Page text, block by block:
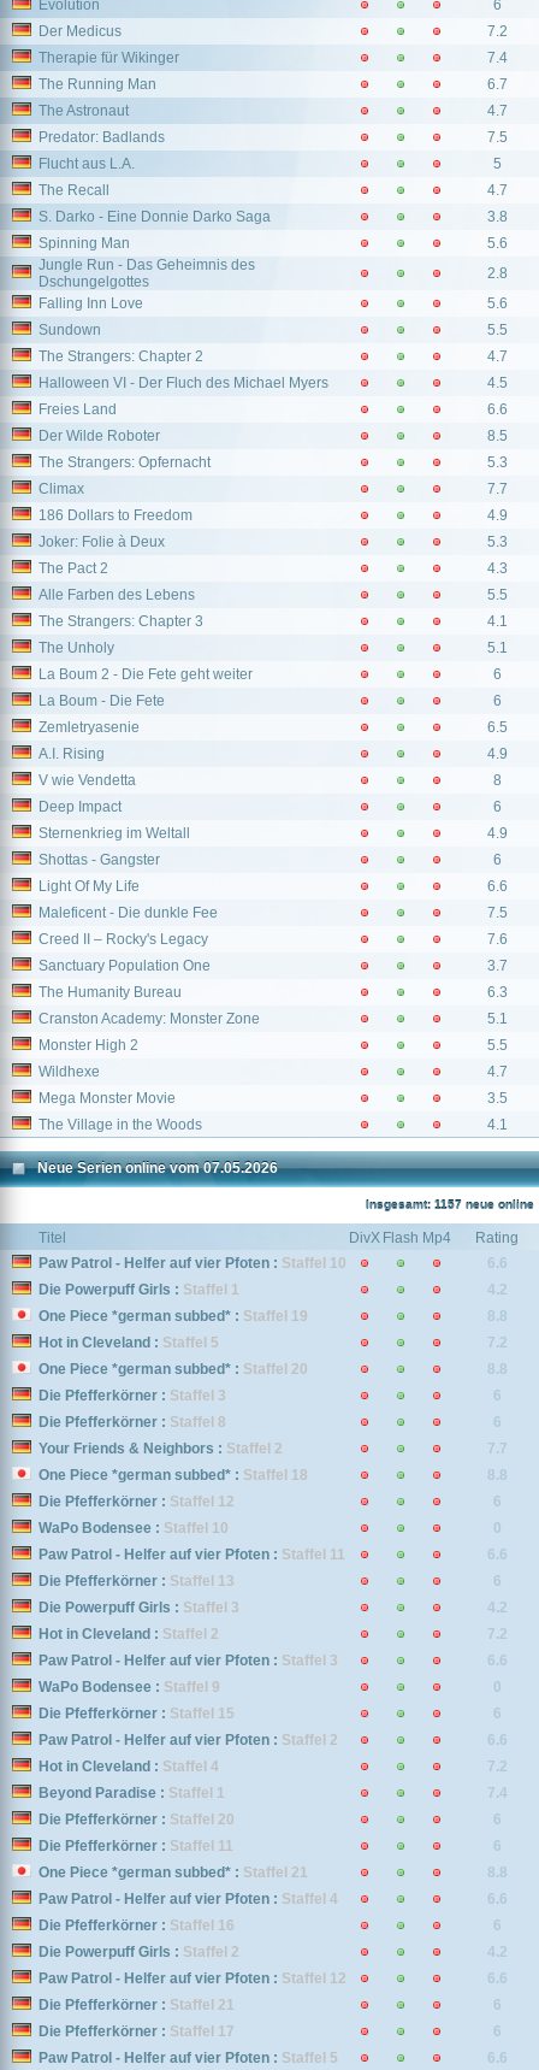
Evolution
6
Der Medicus
7.2
Therapie für Wikinger
7.4
The Running Man
6.7
The Astronaut
4.7
Predator: Badlands
7.5
Flucht aus L.A.
5
The Recall
4.7
S. Darko - Eine Donnie Darko Saga
3.8
Spinning Man
5.6
Jungle Run - Das Geheimnis des
Dschungelgottes
2.8
Falling Inn Love
5.6
Sundown
5.5
The Strangers: Chapter 2
4.7
Halloween VI - Der Fluch des Michael Myers
4.5
Freies Land
6.6
Der Wilde Roboter
8.5
The Strangers: Opfernacht
5.3
Climax
7.7
186 Dollars to Freedom
4.9
Joker: Folie à Deux
5.3
The Pact 2
4.3
Alle Farben des Lebens
5.5
The Strangers: Chapter 3
4.1
The Unholy
5.1
La Boum 2 - Die Fete geht weiter
6
La Boum - Die Fete
6
Zemletryasenie
6.5
A.I. Rising
4.9
V wie Vendetta
8
Deep Impact
6
Sternenkrieg im Weltall
4.9
Shottas - Gangster
6
Light Of My Life
6.6
Maleficent - Die dunkle Fee
7.5
Creed II – Rocky's Legacy
7.6
Sanctuary Population One
3.7
The Humanity Bureau
6.3
Cranston Academy: Monster Zone
5.1
Monster High 2
5.5
Wildhexe
4.7
Mega Monster Movie
3.5
The Village in the Woods
4.1
Neue Serien online vom 07.05.2026
Insgesamt: 1157 neue online
Titel DivX Flash Mp4
Rating
Paw Patrol - Helfer auf vier Pfoten : Staffel 10
6.6
Die Powerpuff Girls : Staffel 1
4.2
One Piece *german subbed* : Staffel 19
8.8
Hot in Cleveland : Staffel 5
7.2
One Piece *german subbed* : Staffel 20
8.8
Die Pfefferkörner : Staffel 3
6
Die Pfefferkörner : Staffel 8
6
Your Friends & Neighbors : Staffel 2
7.7
One Piece *german subbed* : Staffel 18
8.8
Die Pfefferkörner : Staffel 12
6
WaPo Bodensee : Staffel 10
0
Paw Patrol - Helfer auf vier Pfoten : Staffel 11
6.6
Die Pfefferkörner : Staffel 13
6
Die Powerpuff Girls : Staffel 3
4.2
Hot in Cleveland : Staffel 2
7.2
Paw Patrol - Helfer auf vier Pfoten : Staffel 3
6.6
WaPo Bodensee : Staffel 9
0
Die Pfefferkörner : Staffel 15
6
Paw Patrol - Helfer auf vier Pfoten : Staffel 2
6.6
Hot in Cleveland : Staffel 4
7.2
Beyond Paradise : Staffel 1
7.4
Die Pfefferkörner : Staffel 20
6
Die Pfefferkörner : Staffel 11
6
One Piece *german subbed* : Staffel 21
8.8
Paw Patrol - Helfer auf vier Pfoten : Staffel 4
6.6
Die Pfefferkörner : Staffel 16
6
Die Powerpuff Girls : Staffel 2
4.2
Paw Patrol - Helfer auf vier Pfoten : Staffel 12
6.6
Die Pfefferkörner : Staffel 21
6
Die Pfefferkörner : Staffel 17
6
Paw Patrol - Helfer auf vier Pfoten : Staffel 5
6.6